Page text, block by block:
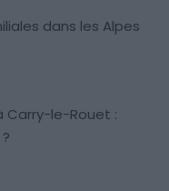
dans les Alpes
Carry-le-Rouet :